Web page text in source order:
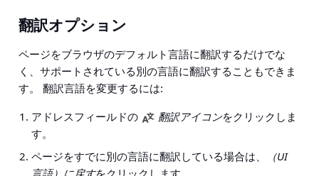
翻訳オプション
ページをブラウザのデフォルト言語に翻訳するだけでな
く、サポートされている別の言語に翻訳することもできま
す。 翻訳言語を変更するには:
アドレスフィールドの
翻訳アイコンをクリックしま
す。
ページをすでに別の言語に翻訳している場合は、
（UI